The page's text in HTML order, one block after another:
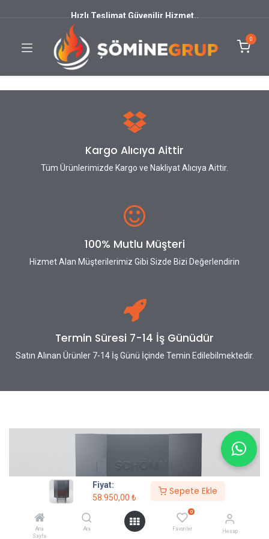
Fiyat:
58.950,00 ₺
Sepete Ekle
Ana
Sayfa
Ara
0
Favoriler Hesap
Hızlı Teslimat Güvenilir Hizmet..
0
Kargo Alıcıya Aittir
Tüm Ürünlerimizde Kargo ve Nakliyat Alıcıya Aittir.
100% Mutlu Müşteri
Hizmet Alan Müşterilerimiz Gibi Sizde Bizi Değerlendirin
Termin Süresi 7-14 İş Günüdür
Satın Alınan Ürünler 7-14 İş Günü İçinde Temin Edilebilmektedir.